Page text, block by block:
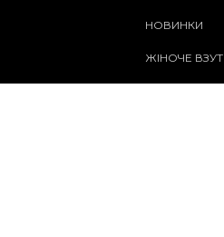
НОВИНКИ
ЖІНОЧЕ